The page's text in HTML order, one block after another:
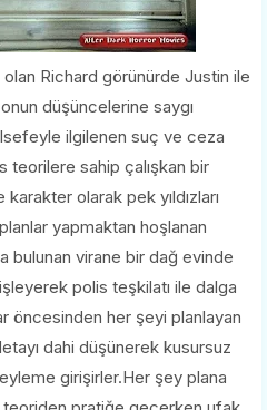
Richard görünürde Justin ile
düşüncelerine saygı
ilgilenen suç ve ceza
teorilere sahip çalışkan bir
karakter olarak pek yıldızları
yapmaktan hoşlanan
bulunan virane bir dağ evinde
polis teşkilatı ile dalga
öncesinden her şeyi planlayan
dahi düşünerek kusursuz
eyleme girişirler.Her şey plana